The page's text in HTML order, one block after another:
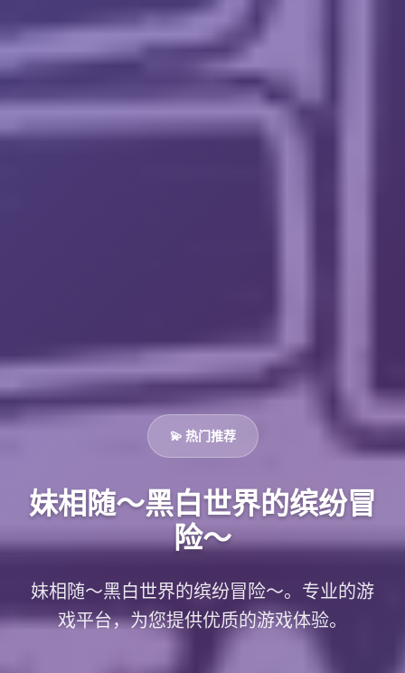
💫 热门推荐
妹相随～黑白世界的缤纷冒
险～
妹相随～黑白世界的缤纷冒险～。专业的游
戏平台，为您提供优质的游戏体验。